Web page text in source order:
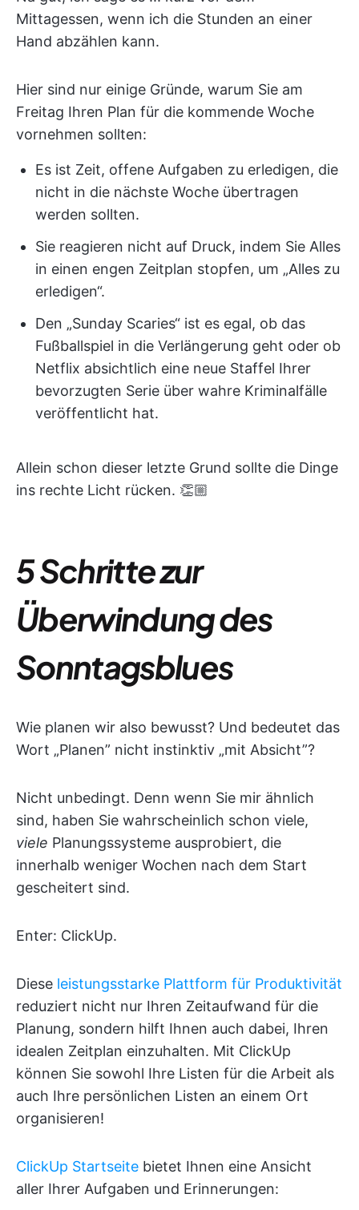
Mittagessen, wenn ich die Stunden an einer
Hand abzählen kann.
Hier sind nur einige Gründe, warum Sie am
Freitag Ihren Plan für die kommende Woche
vornehmen sollten:
Es ist Zeit, offene Aufgaben zu erledigen, die
nicht in die nächste Woche übertragen
werden sollten.
Sie reagieren nicht auf Druck, indem Sie Alles
in einen engen Zeitplan stopfen, um „Alles zu
erledigen“.
Den „Sunday Scaries“ ist es egal, ob das
Fußballspiel in die Verlängerung geht oder ob
Netflix absichtlich eine neue Staffel Ihrer
bevorzugten Serie über wahre Kriminalfälle
veröffentlicht hat.
Allein schon dieser letzte Grund sollte die Dinge
ins rechte Licht rücken. 👏🏼
5 Schritte zur
Überwindung des
Sonntagsblues
Wie planen wir also bewusst? Und bedeutet das
Wort „Planen” nicht instinktiv „mit Absicht”?
Nicht unbedingt. Denn wenn Sie mir ähnlich
sind, haben Sie wahrscheinlich schon viele,
viele Planungssysteme ausprobiert, die
innerhalb weniger Wochen nach dem Start
gescheitert sind.
Enter: ClickUp.
Diese leistungsstarke Plattform für Produktivität
reduziert nicht nur Ihren Zeitaufwand für die
Planung, sondern hilft Ihnen auch dabei, Ihren
idealen Zeitplan einzuhalten. Mit ClickUp
können Sie sowohl Ihre Listen für die Arbeit als
auch Ihre persönlichen Listen an einem Ort
organisieren!
ClickUp Startseite bietet Ihnen eine Ansicht
aller Ihrer Aufgaben und Erinnerungen: